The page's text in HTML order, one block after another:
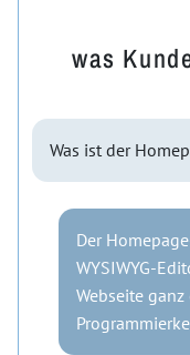
was
Was ist der
Der
WYSIWYG-
Webseite